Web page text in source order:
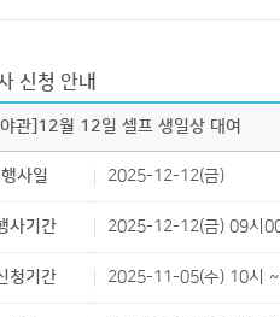
신청 안내
관]12월 12일 셀프 생일상 대여
행사일 2025-12-12(금)
사기간 2025-12-12(금) 09시
청기간 2025-11-05(수) 10시